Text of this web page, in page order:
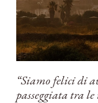
“Siamo felici di
passeggiata tra le